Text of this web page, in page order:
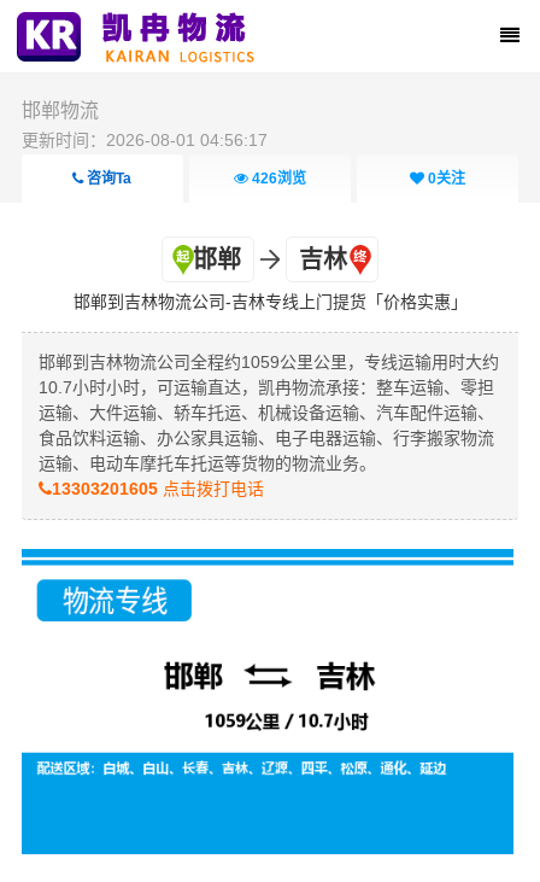
邯郸物流
更新时间：2026-08-01 04:56:17
咨询Ta 426浏览 0关注
邯郸 吉林
邯郸到吉林物流公司-吉林专线上门提货「价格实惠」
邯郸到吉林物流公司全程约1059公里公里，专线运输用时大约
10.7小时小时，可运输直达，凯冉物流承接：整车运输、零担
运输、大件运输、轿车托运、机械设备运输、汽车配件运输、
食品饮料运输、办公家具运输、电子电器运输、行李搬家物流
运输、电动车摩托车托运等货物的物流业务。
13303201605点击拨打电话